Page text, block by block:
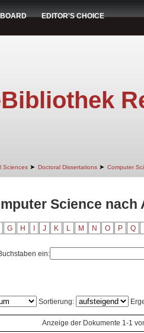
EDITOR'S CHOICE
Sciences ➤ Doctoral Dissertations ➤ Computer
Science nach
G H J K L M N O P Q
ein:
Sortierung:
Anzeige der Dokumente 1-1